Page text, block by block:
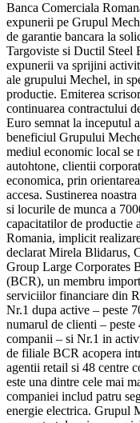
Banca Comerciala
expunerii pe Grupul
de garantie bancara la
Targoviste si Ductil Steel
expunerii va sprijini
ale grupului Mechel, in
productie. Emiterea
continuarea contractului
Euro semnat la inceputul
beneficiul Grupului
mediul economic local se
autohtone, clientii
economica, prin
accesa. Sustinerea
si locurile de munca a
capacitatilor de productie
Romania, implicit
declarat Mirela Blidarus,
Group Large Corporates
(BCR), un membru
serviciilor financiare din
Nr.1 dupa active – peste
numarul de clienti –
companii – si Nr.1 in
de filiale BCR acopera
agentii retail si 48 centre
este una dintre cele mai
companiei includ patru
energie electrica. Grupul